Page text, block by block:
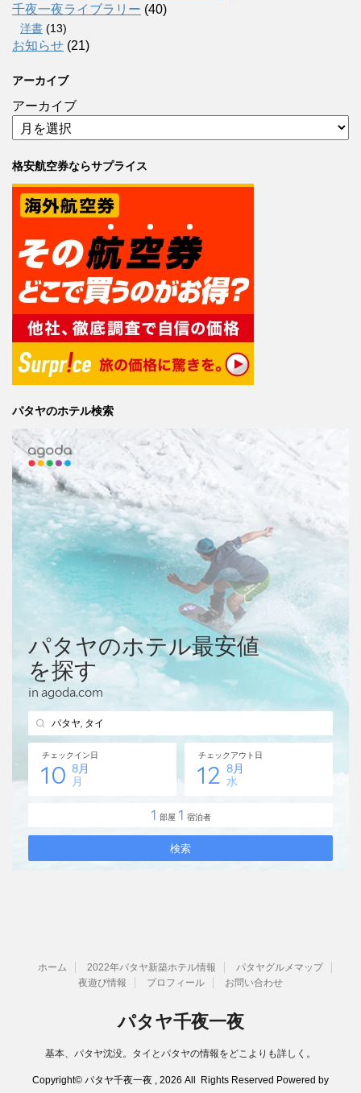
千夜一夜ライブラリー (40)
洋書 (13)
お知らせ (21)
アーカイブ
アーカイブ
格安航空券ならサプライス
パタヤのホテル検索
ホーム 2022年パタヤ新築ホテル情報
パタヤグルメマップ
夜遊び情報
プロフィール お問い合わせ
パタヤ千夜一夜
基本、パタヤ沈没。タイとパタヤの情報をどこよりも詳しく。
Copyright© パタヤ千夜一夜 , 2026 All Rights Reserved Powered by